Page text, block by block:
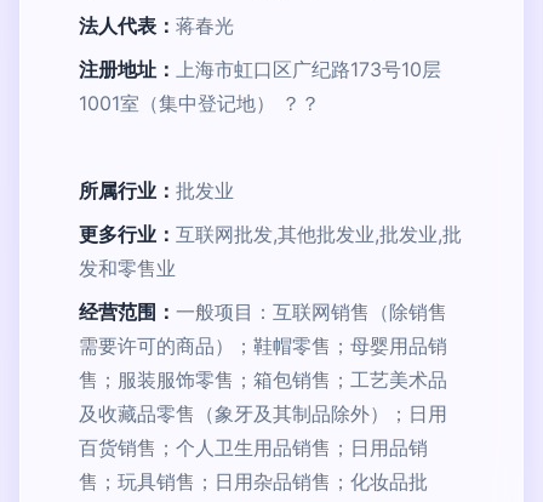
法人代表： 蒋春光
注册地址： 上海市虹口区广纪路173号10层
1001室（集中登记地） ？？
所属行业： 批发业
更多行业： 互联网批发,其他批发业,批发业,批
发和零售业
经营范围： 一般项目：互联网销售（除销售
需要许可的商品）；鞋帽零售；母婴用品销
售；服装服饰零售；箱包销售；工艺美术品
及收藏品零售（象牙及其制品除外）；日用
百货销售；个人卫生用品销售；日用品销
售；玩具销售；日用杂品销售；化妆品批